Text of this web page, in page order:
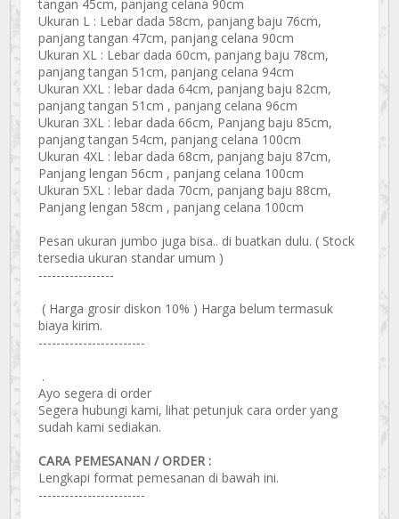
tangan 45cm, panjang celana 90cm
Ukuran L : Lebar dada 58cm, panjang baju 76cm,
panjang tangan 47cm, panjang celana 90cm
Ukuran XL : Lebar dada 60cm, panjang baju 78cm,
panjang tangan 51cm, panjang celana 94cm
Ukuran XXL : lebar dada 64cm, panjang baju 82cm,
panjang tangan 51cm , panjang celana 96cm
Ukuran 3XL : lebar dada 66cm, Panjang baju 85cm,
panjang tangan 54cm, panjang celana 100cm
Ukuran 4XL : lebar dada 68cm, panjang baju 87cm,
Panjang lengan 56cm , panjang celana 100cm
Ukuran 5XL : lebar dada 70cm, panjang baju 88cm,
Panjang lengan 58cm , panjang celana 100cm
Pesan ukuran jumbo juga bisa.. di buatkan dulu. ( Stock
tersedia ukuran standar umum )
-----------------
( Harga grosir diskon 10% ) Harga belum termasuk
biaya kirim.
------------------------
.
Ayo segera di order
Segera hubungi kami, lihat petunjuk cara order yang
sudah kami sediakan.
CARA PEMESANAN / ORDER :
Lengkapi format pemesanan di bawah ini.
------------------------